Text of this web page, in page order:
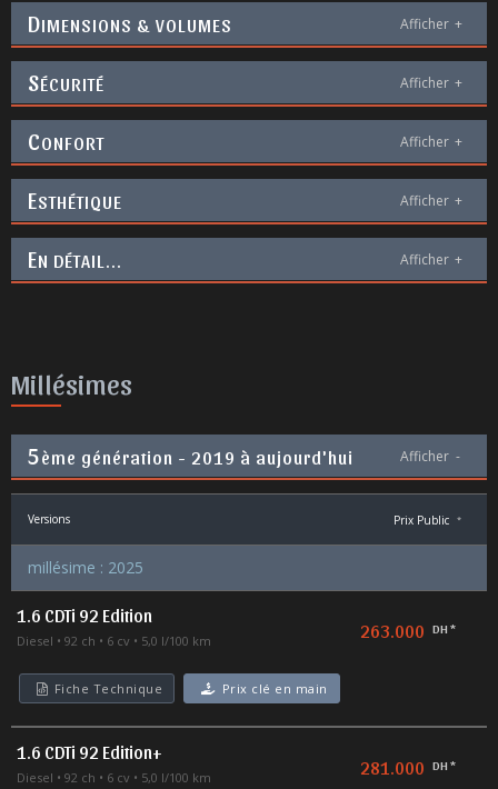
DIMENSIONS & VOLUMES Afficher +
SÉCURITÉ Afficher +
CONFORT Afficher +
ESTHÉTIQUE Afficher +
EN DÉTAIL... Afficher +
Millésimes
5ème génération - 2019 à aujourd'hui Afficher -
Versions Prix Public *
millésime : 2025
1.6 CDTi 92 Edition
Diesel 92 ch 6 cv 5,0 l/100 km 263.000 DH *
Fiche Technique Prix clé en main
1.6 CDTi 92 Edition+
Diesel 92 ch 6 cv 5,0 l/100 km 281.000 DH *